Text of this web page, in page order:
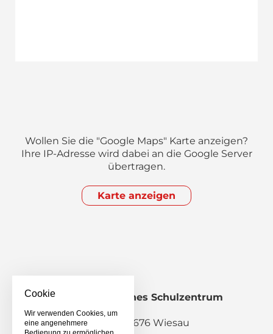
Wollen Sie die "Google Maps" Karte anzeigen?
Ihre IP-Adresse wird dabei an die Google Server
übertragen.
Karte anzeigen
Staatliches Berufliches Schulzentrum
Wiesau
Pestalozzistraße 2, 95676 Wiesau
Cookie
Wir verwenden Cookies, um
eine angenehmere